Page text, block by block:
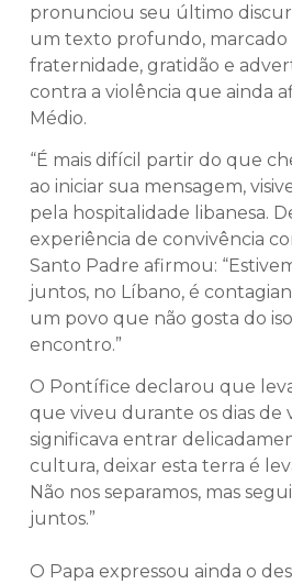
pronunciou seu último
um texto profundo, marcado
fraternidade, gratidão e
contra a violência que ainda
Médio.
“É mais difícil partir do que
ao iniciar sua mensagem,
pela hospitalidade libanesa.
experiência de convivência
Santo Padre afirmou:
juntos, no Líbano, é
um povo que não gosta do
encontro.”
O Pontífice declarou que
que viveu durante os dias de
significava entrar
cultura, deixar esta terra é
Não nos separamos, mas
juntos.”
O Papa expressou ainda o